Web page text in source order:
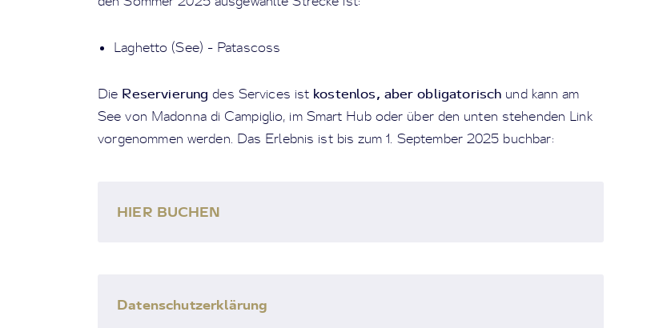
Laghetto (See) - Patascoss
Die Reservierung des Services ist kostenlos, aber obligatorisch und kann am
See von Madonna di Campiglio, im Smart Hub oder über den unten stehenden Link
vorgenommen werden. Das Erlebnis ist bis zum 1. September 2025 buchbar:
HIER BUCHEN
Datenschutzerklärung